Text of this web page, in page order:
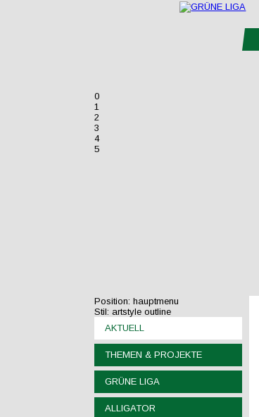
0
1
2
3
4
5
Position: hauptmenu
Stil: artstyle outline
AKTUELL
THEMEN & PROJEKTE
GRÜNE LIGA
ALLIGATOR